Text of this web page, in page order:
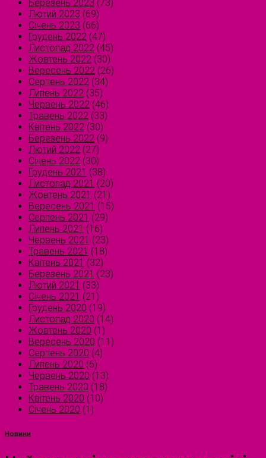
Березень 2023 (73)
Лютий 2023 (69)
Січень 2023 (66)
Грудень 2022 (47)
Листопад 2022 (45)
Жовтень 2022 (30)
Вересень 2022 (26)
Серпень 2022 (34)
Липень 2022 (35)
Червень 2022 (46)
Травень 2022 (33)
Квітень 2022 (30)
Березень 2022 (9)
Лютий 2022 (27)
Січень 2022 (30)
Грудень 2021 (38)
Листопад 2021 (20)
Жовтень 2021 (21)
Вересень 2021 (15)
Серпень 2021 (29)
Липень 2021 (16)
Червень 2021 (23)
Травень 2021 (18)
Квітень 2021 (32)
Березень 2021 (23)
Лютий 2021 (33)
Січень 2021 (21)
Грудень 2020 (19)
Листопад 2020 (14)
Жовтень 2020 (1)
Вересень 2020 (11)
Серпень 2020 (4)
Липень 2020 (6)
Червень 2020 (13)
Травень 2020 (18)
Квітень 2020 (10)
Січень 2020 (1)
Новини